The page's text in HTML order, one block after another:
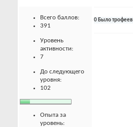
Всего баллов:
391
Уровень
активности:
7
До следующего
уровня:
102
Опыта за
уровень:
0 Было трофеев